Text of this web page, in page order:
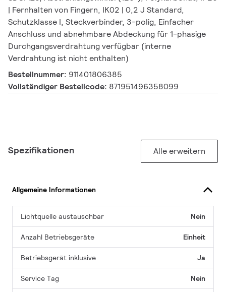
| Fernhalten von Fingern, IK02 | 0,2 J Standard,
Schutzklasse I, Steckverbinder, 3-polig, Einfacher
Anschluss und abnehmbare Abdeckung für 1-phasige
Durchgangsverdrahtung verfügbar (interne
Verdrahtung ist nicht enthalten)
Bestellnummer: 911401806385
Vollständiger Bestellcode: 871951496358099
Spezifikationen Alle erweitern
Allgemeine Informationen
Lichtquelle austauschbar Nein
Anzahl Betriebsgeräte Einheit
Betriebsgerät inklusive Ja
Service Tag Nein